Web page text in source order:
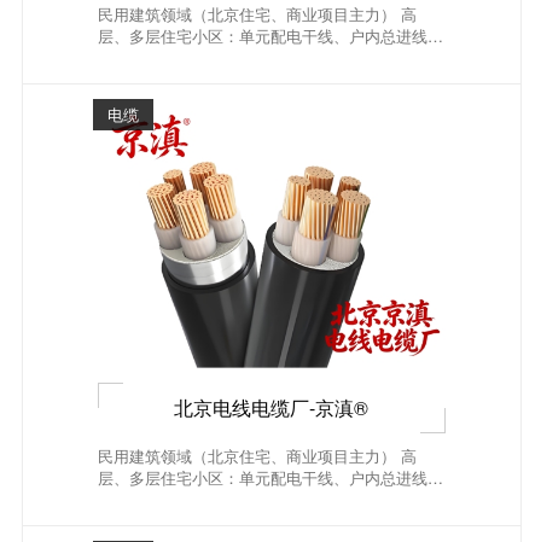
民用建筑领域（北京住宅、商业项目主力） 高
层、多层住宅小区：单元配电干线、户内总进线、
电缆
北京电线电缆厂-京滇®
民用建筑领域（北京住宅、商业项目主力） 高
层、多层住宅小区：单元配电干线、户内总进线、